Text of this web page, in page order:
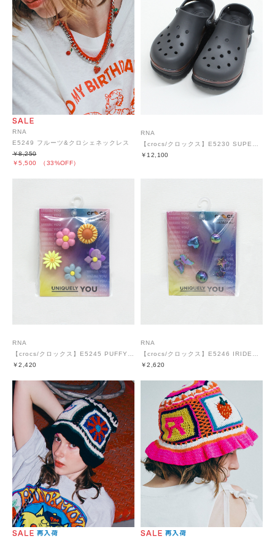
RNA
E5249 フルーツ&クロシェネックレス
￥5,500 （33%OFF）
￥8,250
RNA
￥12,100
RNA
【crocs/クロックス】E5245 PUFFY FLOWERS 5PACK
￥2,420
RNA
【crocs/クロックス】E5246 IRIDESCENT META 5PACK
￥2,620